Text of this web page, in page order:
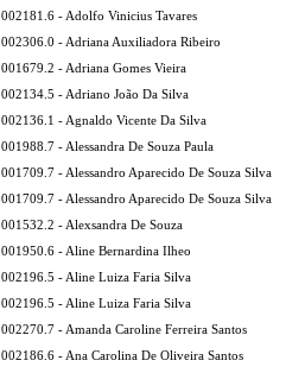
002181.6 - Adolfo Vinicius Tavares
002306.0 - Adriana Auxiliadora Ribeiro
001679.2 - Adriana Gomes Vieira
002134.5 - Adriano João Da Silva
002136.1 - Agnaldo Vicente Da Silva
001988.7 - Alessandra De Souza Paula
001709.7 - Alessandro Aparecido De Souza Silva
001709.7 - Alessandro Aparecido De Souza Silva
001532.2 - Alexsandra De Souza
001950.6 - Aline Bernardina Ilheo
002196.5 - Aline Luiza Faria Silva
002196.5 - Aline Luiza Faria Silva
002270.7 - Amanda Caroline Ferreira Santos
002186.6 - Ana Carolina De Oliveira Santos